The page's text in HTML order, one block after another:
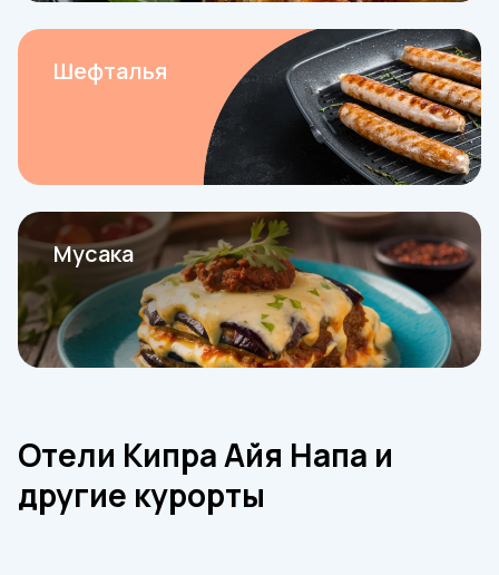
Шефталья
Мусака
Отели Кипра Айя Напа и
другие курорты